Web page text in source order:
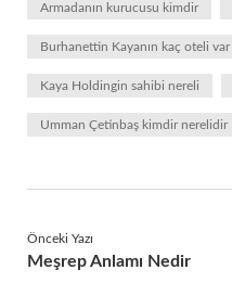
Armadanın kurucusu kimdir
Burhanettin Kayanın kaç oteli var
Kaya Holdingin sahibi nereli
Umman Çetinbaş kimdir nerelidir
Önceki Yazı
Meşrep Anlamı Nedir